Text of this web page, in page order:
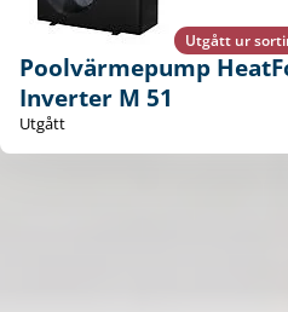
Utgått ur
Poolvärmepump
Inverter M 51
Utgått